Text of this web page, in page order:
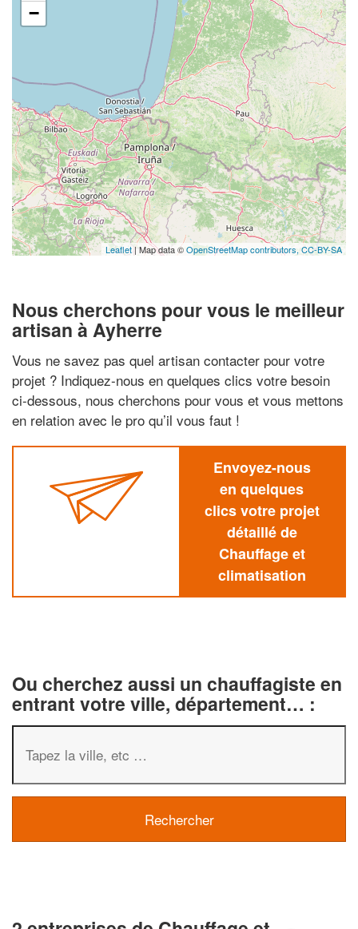
−
Leaflet | Map data ©OpenStreetMap contributors, CC-BY-SA
Nous cherchons pour vous le meilleur
artisan à Ayherre
Vous ne savez pas quel artisan contacter pour votre
projet ? Indiquez-nous en quelques clics votre besoin
ci-dessous, nous cherchons pour vous et vous mettons
en relation avec le pro qu’il vous faut !
Envoyez-nous
en quelques
clics votre projet
détaillé de
Chauffage et
climatisation
Ou cherchez aussi un chauffagiste en
entrant votre ville, département… :